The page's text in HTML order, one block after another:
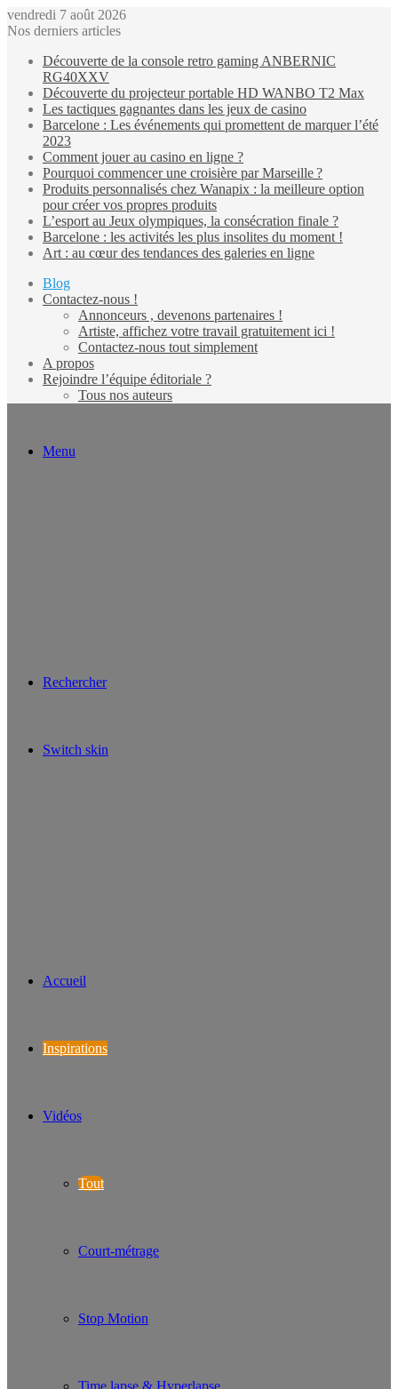
vendredi 7 août 2026
Nos derniers articles
Découverte de la console retro gaming ANBERNIC
RG40XXV
Découverte du projecteur portable HD WANBO T2 Max
Les tactiques gagnantes dans les jeux de casino
Barcelone : Les événements qui promettent de marquer l’été
2023
Comment jouer au casino en ligne ?
Pourquoi commencer une croisière par Marseille ?
Produits personnalisés chez Wanapix : la meilleure option
pour créer vos propres produits
L’esport au Jeux olympiques, la consécration finale ?
Barcelone : les activités les plus insolites du moment !
Art : au cœur des tendances des galeries en ligne
Blog
Contactez-nous !
Annonceurs , devenons partenaires !
Artiste, affichez votre travail gratuitement ici !
Contactez-nous tout simplement
A propos
Rejoindre l’équipe éditoriale ?
Tous nos auteurs
Menu
Rechercher
Switch skin
Accueil
Inspirations
Vidéos
Tout
Court-métrage
Stop Motion
Time lapse & Hyperlapse